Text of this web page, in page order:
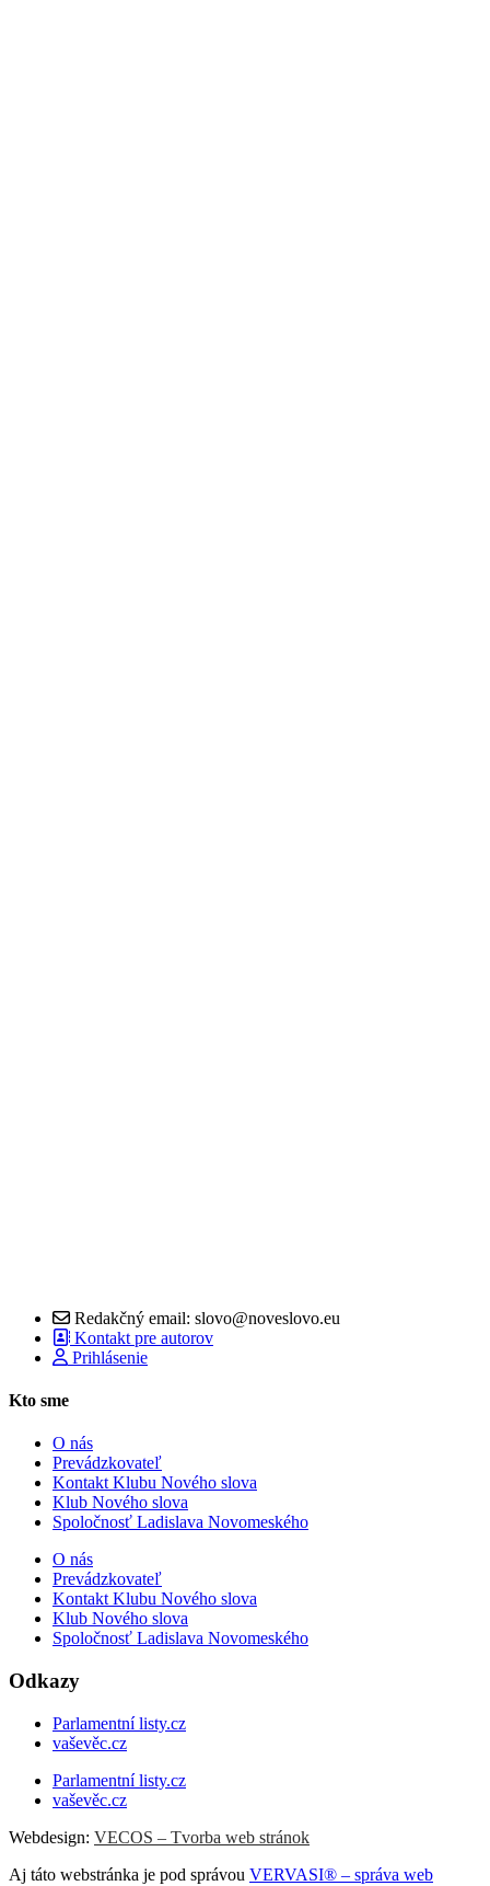
Redakčný email: slovo@noveslovo.eu
Kontakt pre autorov
Prihlásenie
Kto sme
O nás
Prevádzkovateľ
Kontakt Klubu Nového slova
Klub Nového slova
Spoločnosť Ladislava Novomeského
O nás
Prevádzkovateľ
Kontakt Klubu Nového slova
Klub Nového slova
Spoločnosť Ladislava Novomeského
Odkazy
Parlamentní listy.cz
vaševěc.cz
Parlamentní listy.cz
vaševěc.cz
Webdesign: VECOS – Tvorba web stránok
Aj táto webstránka je pod správou VERVASI® – správa web